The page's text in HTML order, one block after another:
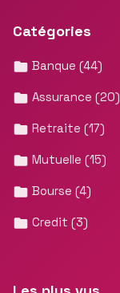
Catégories
Banque (44)
Assurance (20)
Retraite (17)
Mutuelle (15)
Bourse (4)
Credit (3)